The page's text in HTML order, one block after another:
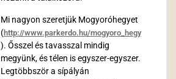
Mi nagyon szeretjük Mogyoróhegyet
(http://www.parkerdo.hu/mogyoro_hegy
). Ősszel és tavasszal mindig
megyünk, és télen is egyszer-egyszer.
Legtöbbször a sípályán